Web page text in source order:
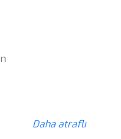
Daha ətraflı